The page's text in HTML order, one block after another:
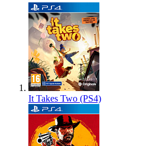
It Takes Two (PS4)